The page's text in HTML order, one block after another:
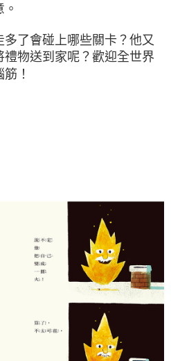
了會碰上哪些關卡？他又
物送到家呢？歡迎全世界
！